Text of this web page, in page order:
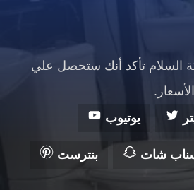
السلام تأكد أنك ستحصل علي
يوتيوب
شات بنترست